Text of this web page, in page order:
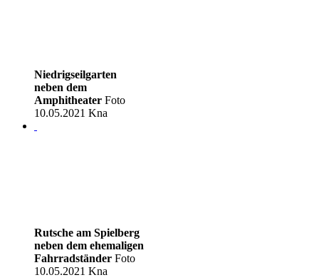
Niedrigseilgarten
neben dem
Amphitheater Foto
10.05.2021 Kna
Rutsche am Spielberg
neben dem ehemaligen
Fahrradständer Foto
10.05.2021 Kna